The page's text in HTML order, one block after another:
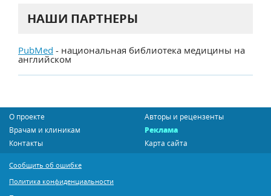
НАШИ ПАРТНЕРЫ
PubMed - национальная библиотека медицины на
английском
О проекте
Авторы и рецензенты
Врачам и клиникам
Реклама
Контакты
Карта сайта
Сообщить об ошибке
Политика конфиденциальности